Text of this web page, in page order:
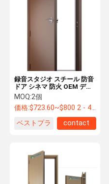
録音スタジオ スチール 防音
ドア シネマ 防火 OEM デザ
イン
MOQ:2個
価格:$723.60~$800 2 - 49 pieces, $638.80 50~$720 50~99 pieces , 100 - 199 pieces $621.7
ベストプラ
contact